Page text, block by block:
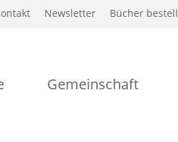
Newsletter Bücher
Gemeinschaft